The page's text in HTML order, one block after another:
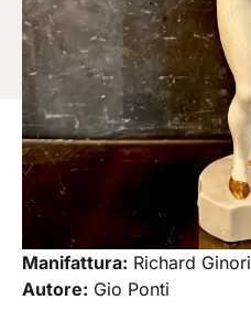
Manifattura: Richard Ginori
Autore: Gio Ponti